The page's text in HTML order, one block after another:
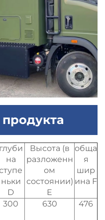
глуби
на
ньки
D
Высота (в
разложенн
ом
состоянии)
E
обща
я
шир
ина F
300 630 476